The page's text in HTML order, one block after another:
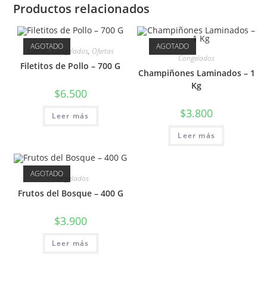
Productos relacionados
AGOTADO
Carnes,Congelados, Ofertas
Filetitos de Pollo – 700 G
$6.500
Leer más
AGOTADO
Congelados
Champiñones Laminados – 1
Kg
$3.800
Leer más
AGOTADOCongelados
Frutos del Bosque – 400 G
$3.900
Leer más